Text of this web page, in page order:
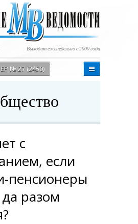
Выходит еженедельно с 2000 года
№ 27 (2450)
с
если
пенсионеры
разом